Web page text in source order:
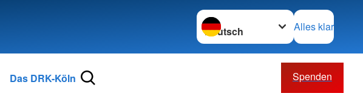
Sprache wechseln zu
Alles klar
Das DRK-Köln Spenden